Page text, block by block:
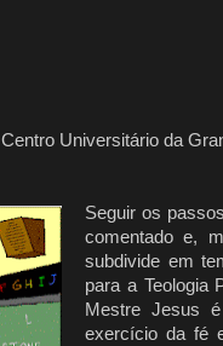
Centro Universitário da
Seguir os
comentado e,
subdivide em
para a Teologia
Mestre Jesus
exercício da fé